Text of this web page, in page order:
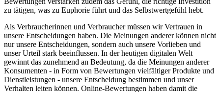
zu tätigen, was zu Euphorie führt und das Selbstwertgefühl hebt.
Als Verbraucherinnen und Verbraucher müssen wir Vertrauen in
unsere Entscheidungen haben. Die Meinungen anderer können nicht
nur unsere Entscheidungen, sondern auch unsere Vorlieben und
unser Urteil stark beeinflussen. In der heutigen digitalen Welt
gewinnt das zunehmend an Bedeutung, da die Meinungen anderer
Konsumenten - in Form von Bewertungen vielfältiger Produkte und
Dienstleistungen - unsere Entscheidung bestimmen und unser
Verhalten leiten können. Online-Bewertungen haben damit die